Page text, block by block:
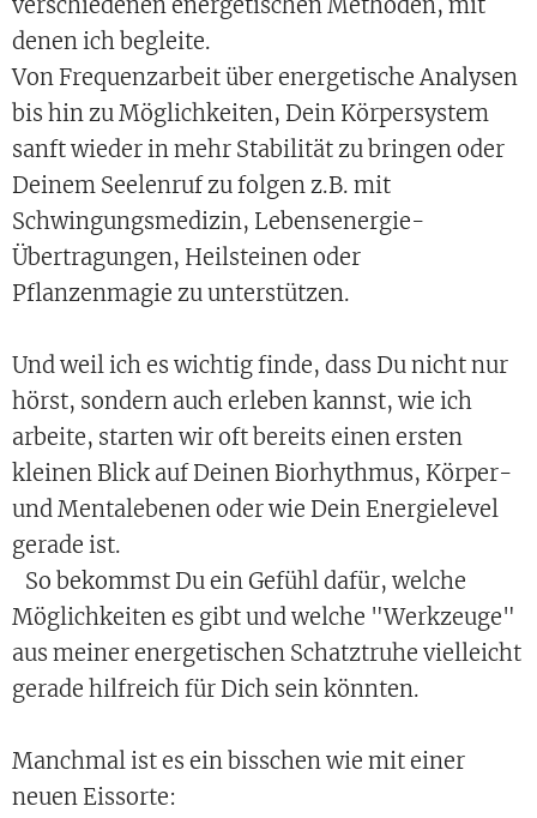
verschiedenen energetischen Methoden, mit
denen ich begleite.
Von Frequenzarbeit über energetische Analysen
bis hin zu Möglichkeiten, Dein Körpersystem
sanft wieder in mehr Stabilität zu bringen oder
Deinem Seelenruf zu folgen z.B. mit
Schwingungsmedizin, Lebensenergie-
Übertragungen, Heilsteinen oder
Pflanzenmagie zu unterstützen.
Und weil ich es wichtig finde, dass Du nicht nur
hörst, sondern auch erleben kannst, wie ich
arbeite, starten wir oft bereits einen ersten
kleinen Blick auf Deinen Biorhythmus, Körper-
und Mentalebenen oder wie Dein Energielevel
gerade ist.
So bekommst Du ein Gefühl dafür, welche
Möglichkeiten es gibt und welche "Werkzeuge"
aus meiner energetischen Schatztruhe vielleicht
gerade hilfreich für Dich sein könnten.
Manchmal ist es ein bisschen wie mit einer
neuen Eissorte: